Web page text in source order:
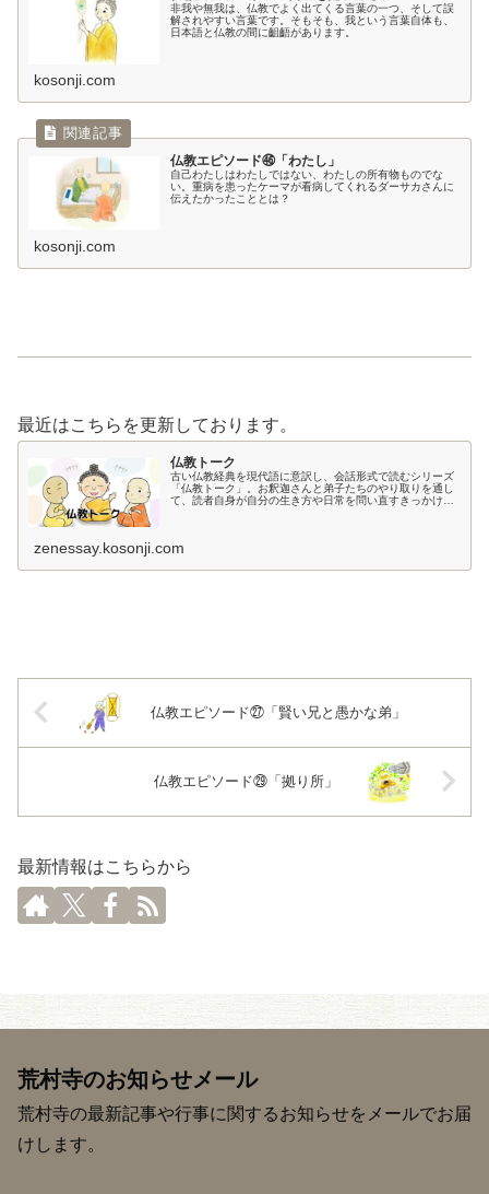
非我や無我は、仏教でよく出てくる言葉の一つ、そして誤
解されやすい言葉です。そもそも、我という言葉自体も、
日本語と仏教の間に齟齬があります。
kosonji.com
仏教エピソード㊻「わたし」
自己わたしはわたしではない、わたしの所有物ものでな
い。重病を患ったケーマが看病してくれるダーサカさんに
伝えたかったこととは？
kosonji.com
最近はこちらを更新しております。
仏教トーク
古い仏教経典を現代語に意訳し、会話形式で読むシリーズ
「仏教トーク」。お釈迦さんと弟子たちのやり取りを通し
て、読者自身が自分の生き方や日常を問い直すきっかけを
zenessay.kosonji.com
仏教エピソード㉗「賢い兄と愚かな弟」
仏教エピソード㉙「拠り所」
最新情報はこちらから
荒村寺のお知らせメール
荒村寺の最新記事や行事に関するお知らせをメールでお届
けします。